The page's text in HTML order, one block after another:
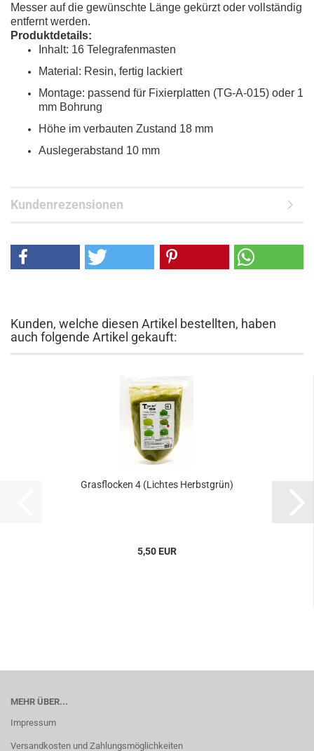
Messer auf die gewünschte Länge gekürzt oder vollständig
entfernt werden.
Produktdetails:
Inhalt: 16 Telegrafenmasten
Material: Resin, fertig lackiert
Montage: passend für Fixierplatten (TG-A-015) oder 1
mm Bohrung
Höhe im verbauten Zustand 18 mm
Auslegerabstand 10 mm
Kundenrezensionen
Kunden, welche diesen Artikel bestellten, haben
auch folgende Artikel gekauft:
Grasflocken 4 (Lichtes Herbstgrün)
5,50 EUR
MEHR ÜBER...
Impressum
Versandkosten und Zahlungsmöglichkeiten